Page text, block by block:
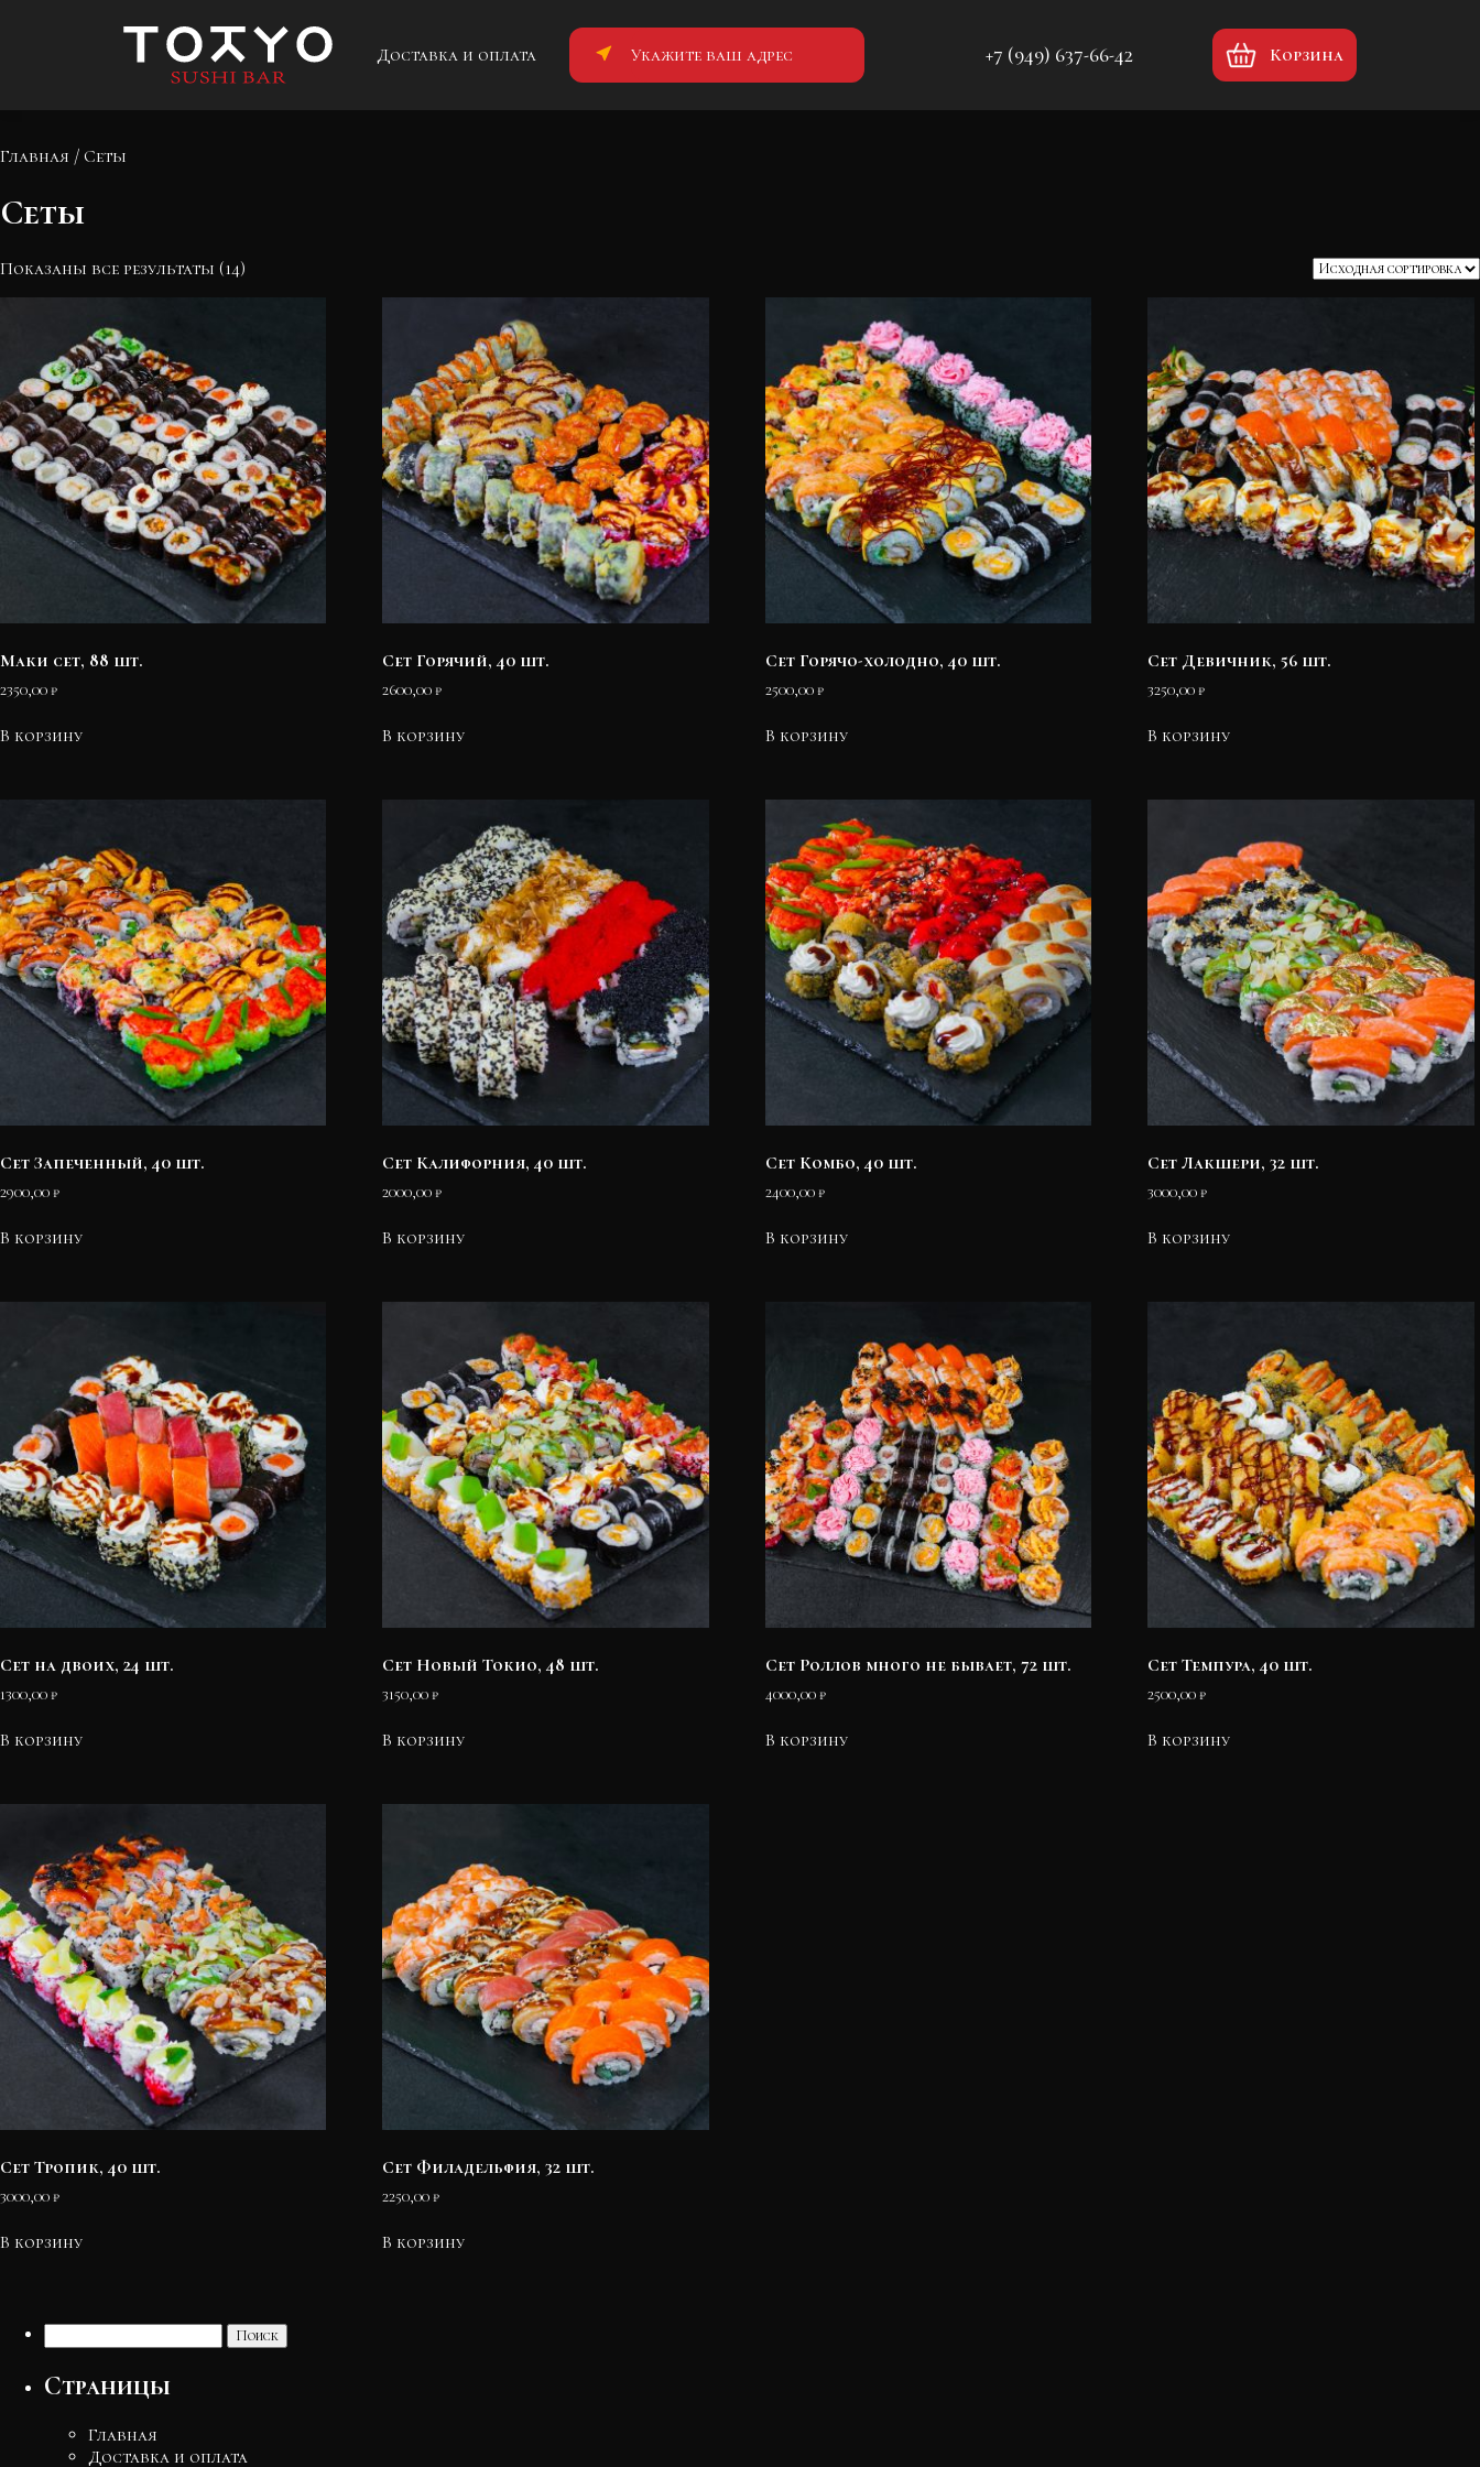
Доставка и оплата +7 (949) 637-66-42 Корзина
Главная / Сеты
Сеты
Показаны все результаты (14)
Маки сет, 88 шт.
2350,00 ₽
В корзину
Сет Горячий, 40 шт.
2600,00 ₽
В корзину
Сет Горячо-холодно, 40 шт.
2500,00 ₽
В корзину
Сет Девичник, 56 шт.
3250,00 ₽
В корзину
Сет Запеченный, 40 шт.
2900,00 ₽
В корзину
Сет Калифорния, 40 шт.
2000,00 ₽
В корзину
Сет Комбо, 40 шт.
2400,00 ₽
В корзину
Сет Лакшери, 32 шт.
3000,00 ₽
В корзину
Сет на двоих, 24 шт.
1300,00 ₽
В корзину
Сет Новый Токио, 48 шт.
3150,00 ₽
В корзину
Сет Роллов много не бывает, 72 шт.
4000,00 ₽
В корзину
Сет Темпура, 40 шт.
2500,00 ₽
В корзину
Сет Тропик, 40 шт.
3000,00 ₽
В корзину
Сет Филадельфия, 32 шт.
2250,00 ₽
В корзину
Страницы
Главная
Доставка и оплата